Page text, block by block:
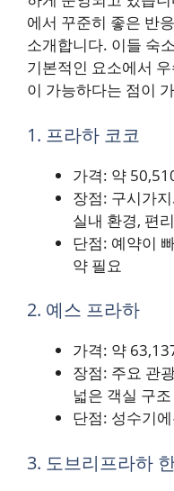
에서 꾸준히 좋은 반
소개합니다. 이들 숙
기본적인 요소에서
이 가능하다는 점이
1. 프라하 코코
가격: 약
장점: 구시가
실내 환경, 편
단점: 예약이
약 필요
2. 예스 프라하
가격: 약
장점: 주요 관
넓은 객실 구조
단점: 성수기
3. 도브리프라하